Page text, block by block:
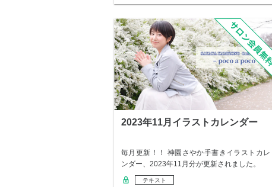
2023年11月イラストカレンダー
毎月更新！！ 神園さやか手書きイラストカレ
ンダー、2023年11月分が更新されました。
テキスト